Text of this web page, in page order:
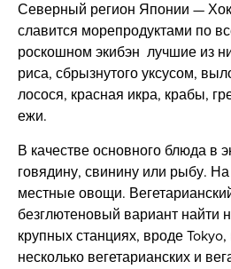
Северный регион Японии —
славится морепродуктами по
роскошном экибэн лучшие из
риса, сбрызнутого уксусом,
лосося, красная икра, крабы,
ежи.
В качестве основного блюда в
говядину, свинину или рыбу.
местные овощи.
безглютеновый вариант найти
крупных станциях, вроде
несколько вегетарианских и